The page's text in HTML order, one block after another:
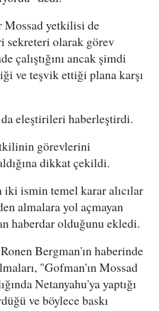
yetkilisi de
sekreteri olarak görev
çalıştığını ancak şimdi
ve teşvik ettiği plana karşı
da eleştirileri haberleştirdi.
görevlerini
dikkat çekildi.
ismin temel karar alıcılar
almalara yol açmayan
haberdar olduğunu ekledi.
Bergman'ın haberinde
"Gofman'ın Mossad
Netanyahu'ya yaptığı
ve böylece baskı